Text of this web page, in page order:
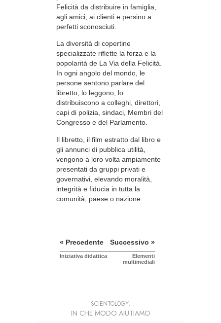
Felicità da distribuire in famiglia,
agli amici, ai clienti e persino a
perfetti sconosciuti.
La diversità di copertine
specializzate riflette la forza e la
popolarità de La Via della Felicità.
In ogni angolo del mondo, le
persone sentono parlare del
libretto, lo leggono, lo
distribuiscono a colleghi, direttori,
capi di polizia, sindaci, Membri del
Congresso e del Parlamento.
Il libretto, il film estratto dal libro e
gli annunci di pubblica utilità,
vengono a loro volta ampiamente
presentati da gruppi privati e
governativi, elevando moralità,
integrità e fiducia in tutta la
comunità, paese o nazione.
« Precedente
Iniziativa didattica
Successivo »
Elementi
multimediali
SCIENTOLOGY:
IN CHE MODO AIUTIAMO